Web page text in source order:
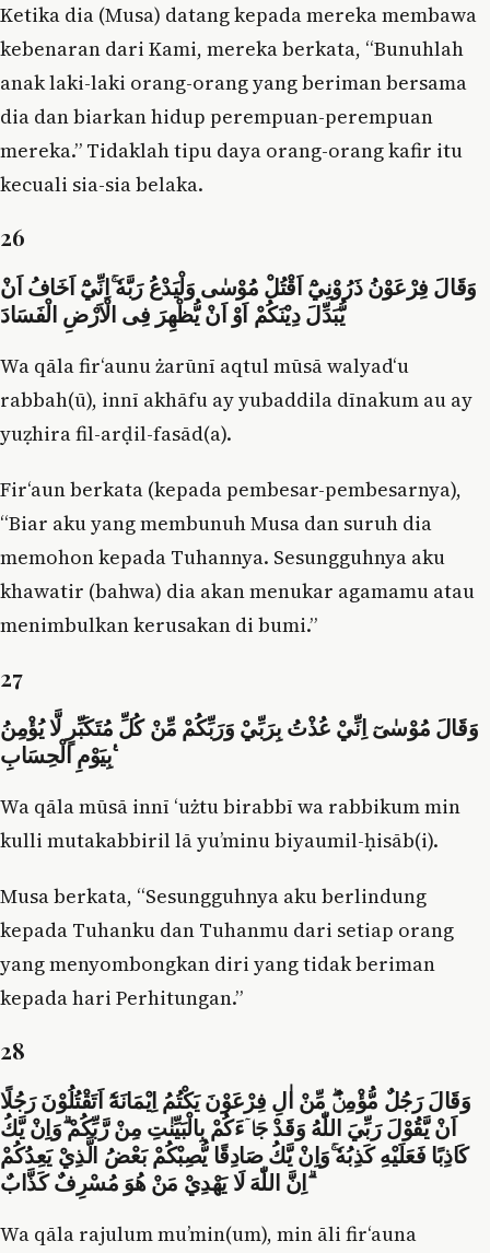
Ketika dia (Musa) datang kepada mereka membawa
kebenaran dari Kami, mereka berkata, “Bunuhlah
anak laki-laki orang-orang yang beriman bersama
dia dan biarkan hidup perempuan-perempuan
mereka.” Tidaklah tipu daya orang-orang kafir itu
kecuali sia-sia belaka.
26
وَقَالَ فِرْعَوْنُ ذَرُوْنِيْٓ اَقْتُلْ مُوْسٰى وَلْيَدْعُ رَبَّهٗ ۚاِنِّيْٓ اَخَافُ اَنْ
يُّبَدِّلَ دِيْنَكُمْ اَوْ اَنْ يُّظْهِرَ فِى الْاَرْضِ الْفَسَادَ
Wa qāla fir‘aunu żarūnī aqtul mūsā walyad‘u
rabbah(ū), innī akhāfu ay yubaddila dīnakum au ay
yuẓhira fil-arḍil-fasād(a).
Fir‘aun berkata (kepada pembesar-pembesarnya),
“Biar aku yang membunuh Musa dan suruh dia
memohon kepada Tuhannya. Sesungguhnya aku
khawatir (bahwa) dia akan menukar agamamu atau
menimbulkan kerusakan di bumi.”
27
وَقَالَ مُوْسٰىٓ اِنِّيْ عُذْتُ بِرَبِّيْ وَرَبِّكُمْ مِّنْ كُلِّ مُتَكَبِّرٍ لَّا يُؤْمِنُ
بِيَوْمِ الْحِسَابِ ࣖ
Wa qāla mūsā innī ‘użtu birabbī wa rabbikum min
kulli mutakabbiril lā yu’minu biyaumil-ḥisāb(i).
Musa berkata, “Sesungguhnya aku berlindung
kepada Tuhanku dan Tuhanmu dari setiap orang
yang menyombongkan diri yang tidak beriman
kepada hari Perhitungan.”
28
وَقَالَ رَجُلٌ مُّؤْمِنٌۖ مِّنْ اٰلِ فِرْعَوْنَ يَكْتُمُ اِيْمَانَهٗٓ اَتَقْتُلُوْنَ رَجُلًا
اَنْ يَّقُوْلَ رَبِّيَ اللّٰهُ وَقَدْ جَاۤءَكُمْ بِالْبَيِّنٰتِ مِنْ رَّبِّكُمْ ۗوَاِنْ يَّكُ
كَاذِبًا فَعَلَيْهِ كَذِبُهٗ ۚوَاِنْ يَّكُ صَادِقًا يُّصِبْكُمْ بَعْضُ الَّذِيْ يَعِدُكُمْ
ۗاِنَّ اللّٰهَ لَا يَهْدِيْ مَنْ هُوَ مُسْرِفٌ كَذَّابٌ
Wa qāla rajulum mu’min(um), min āli fir‘auna